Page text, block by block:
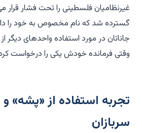
غیرنظامیان فلسطینی را تحت فشار قرار
گسترده شد که نام مخصوص به خود را
جاناتان در مورد استفاده واحدهای دیگر
وقتی فرمانده خودش یکی را درخواست
تجربه استفاده از «پشه»
سربازان